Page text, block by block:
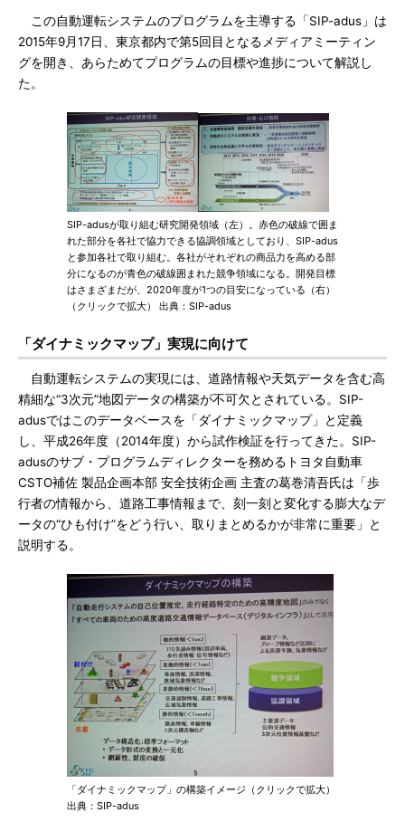
この自動運転システムのプログラムを主導する「SIP-adus」は
2015年9月17日、東京都内で第5回目となるメディアミーティン
グを開き、あらためてプログラムの目標や進捗について解説し
た。
SIP-adusが取り組む研究開発領域（左）。赤色の破線で囲ま
れた部分を各社で協力できる協調領域としており、SIP-adus
と参加各社で取り組む。各社がそれぞれの商品力を高める部
分になるのが青色の破線囲まれた競争領域になる。開発目標
はさまざまだが、2020年度が1つの目安になっている（右）
（クリックで拡大） 出典：SIP-adus
「ダイナミックマップ」実現に向けて
自動運転システムの実現には、道路情報や天気データを含む高
精細な“3次元”地図データの構築が不可欠とされている。SIP-
adusではこのデータベースを「ダイナミックマップ」と定義
し、平成26年度（2014年度）から試作検証を行ってきた。SIP-
adusのサブ・プログラムディレクターを務めるトヨタ自動車
CSTO補佐 製品企画本部 安全技術企画 主査の葛巻清吾氏は「歩
行者の情報から、道路工事情報まで、刻一刻と変化する膨大なデ
ータの“ひも付け”をどう行い、取りまとめるかが非常に重要」と
説明する。
「ダイナミックマップ」の構築イメージ（クリックで拡大）
出典：SIP-adus